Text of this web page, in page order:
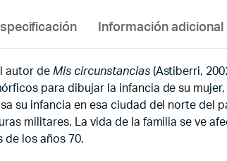
Información adicional
autor de Mis circunstancias(Astiberri,
para dibujar la infancia de su
su infancia en esa ciudad del norte del
militares. La vida de la familia se ve
de los años 70.